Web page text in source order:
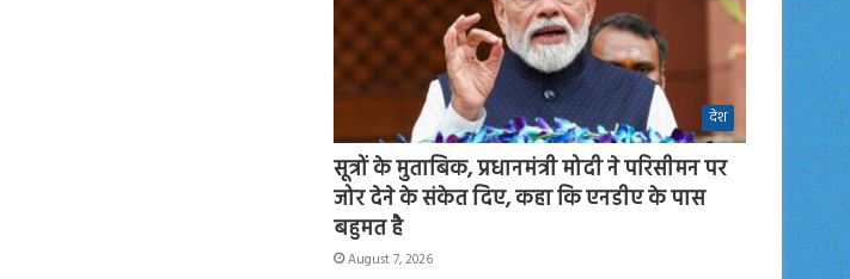
देश
सूत्रों के मुताबिक, प्रधानमंत्री मोदी ने परिसीमन पर
जोर देने के संकेत दिए, कहा कि एनडीए के पास
बहुमत है
August 7, 2026